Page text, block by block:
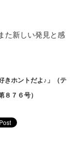
た新しい発見と感
きホントだよ♪」（テ
８７６号）